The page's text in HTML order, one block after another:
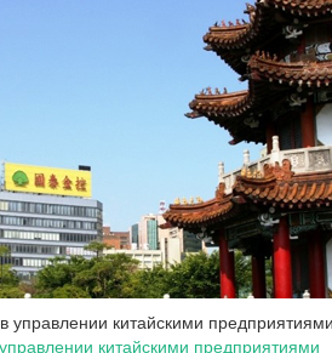
китайскими
китайскими предприятиями